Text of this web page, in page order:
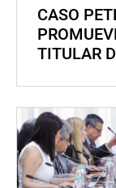
CASO
TITULAR